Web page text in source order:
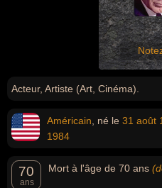
Acteur, Artiste (Art, Cinéma).
Américain , né le 31 août
1984
70
ans
Mort à l'âge de 70 ans